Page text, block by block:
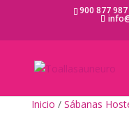
900 877
Inicio / Sábanas